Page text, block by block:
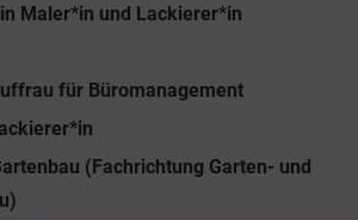
Maler*in und Lackierer*in
für Büromanagement
(Fachrichtung Garten- und